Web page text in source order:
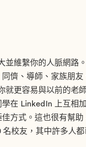
並維繫你的人脈網路
儕、導師、家族朋
更容易與以前的老
在 LinkedIn 上互相
方式。這也很有幫
校友，其中許多人